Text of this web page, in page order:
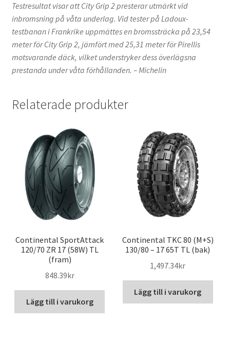
Testresultat visar att City Grip 2 presterar utmärkt vid
inbromsning på våta underlag. Vid tester på Ladoux-
testbanan i Frankrike uppmättes en bromssträcka på 23,54
meter för City Grip 2, jämfört med 25,31 meter för Pirellis
motsvarande däck, vilket understryker dess överlägsna
prestanda under våta förhållanden. – Michelin
Relaterade produkter
Continental SportAttack
120/70 ZR 17 (58W) TL
(fram)
848.39kr
Lägg till i varukorg
Continental TKC 80 (M+S)
130/80 – 17 65T TL (bak)
1,497.34kr
Lägg till i varukorg